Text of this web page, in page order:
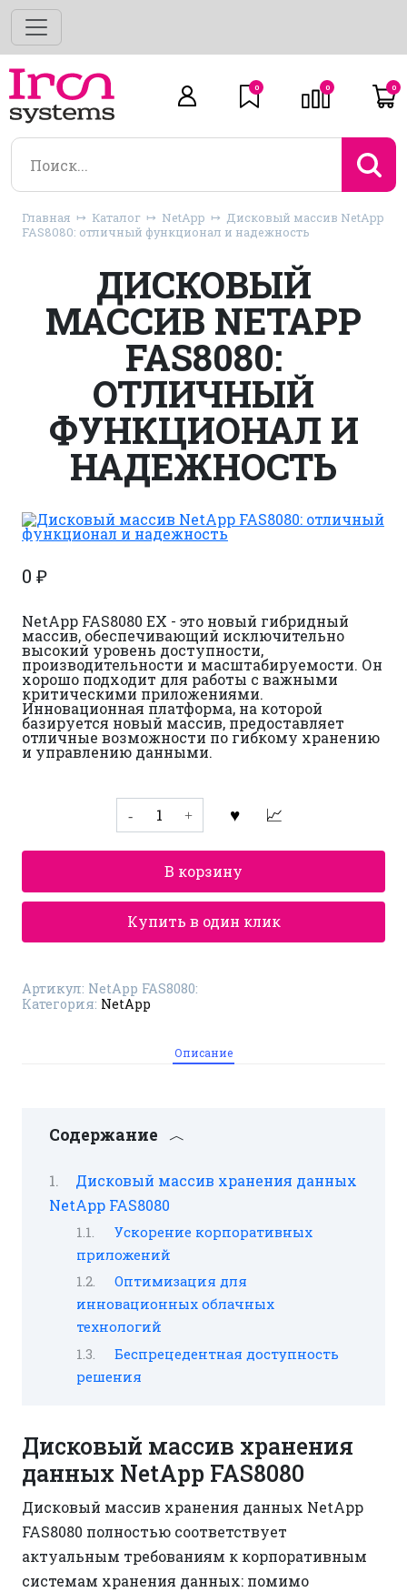
0 0 0
Главная Каталог NetApp
Дисковый массив NetApp
FAS8080: отличный функционал и надежность
ДИСКОВЫЙ
МАССИВ NETAPP
FAS8080:
ОТЛИЧНЫЙ
ФУНКЦИОНАЛ И
НАДЕЖНОСТЬ
0 ₽
NetApp FAS8080 EX - это новый гибридный
массив, обеспечивающий исключительно
высокий уровень доступности,
производительности и масштабируемости. Он
хорошо подходит для работы с важными
критическими приложениями.
Инновационная платформа, на которой
базируется новый массив, предоставляет
отличные возможности по гибкому хранению
и управлению данными.
Количество
товара
Дисковый
массив
NetApp
FAS8080:
отличный
функционал
надежность
В корзину
Купить в один клик
Артикул: NetApp FAS8080:
Категория: NetApp
Описание
Содержание
Дисковый массив хранения данных
NetApp FAS8080
Ускорение корпоративных
приложений
Оптимизация для
инновационных облачных
технологий
Беспрецедентная доступность
решения
Дисковый массив хранения
данных NetApp FAS8080
Дисковый массив хранения данных NetApp
FAS8080 полностью соответствует
актуальным требованиям к корпоративным
системам хранения данных: помимо